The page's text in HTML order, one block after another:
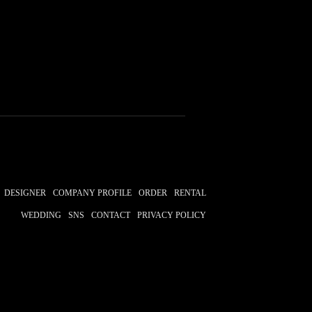
DESIGNER COMPANY PROFILE ORDER RENTAL
WEDDING SNS CONTACT PRIVACY POLICY